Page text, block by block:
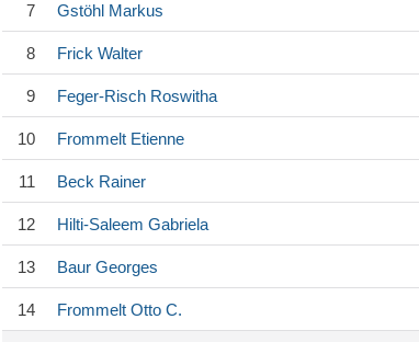
7 Gstöhl Markus
8 Frick Walter
9 Feger-Risch Roswitha
10 Frommelt Etienne
11 Beck Rainer
12 Hilti-Saleem Gabriela
13 Baur Georges
14 Frommelt Otto C.